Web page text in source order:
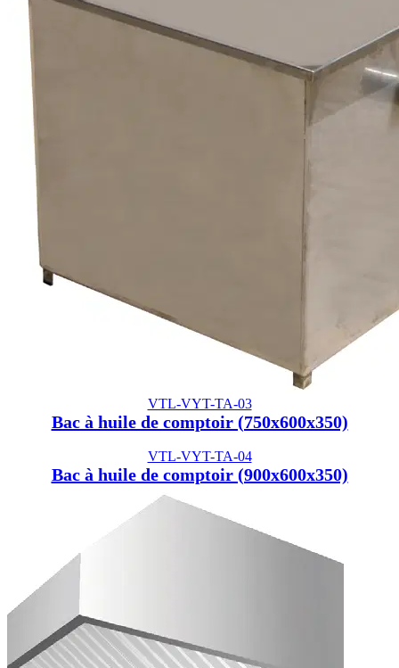
VTL-VYT-TA-03
Bac à huile de comptoir (750x600x350)
VTL-VYT-TA-04
Bac à huile de comptoir (900x600x350)